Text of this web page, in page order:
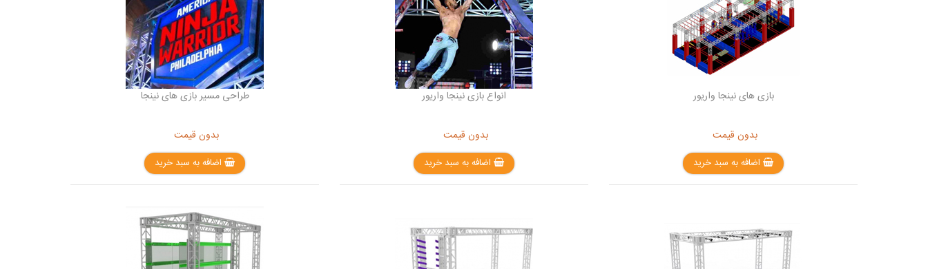
بازی های نینجا واریور
بدون قیمت
اضافه به سبد خرید
انواع بازی نینجا واریور
بدون قیمت
اضافه به سبد خرید
طراحی مسیر بازی های نینجا
بدون قیمت
اضافه به سبد خرید